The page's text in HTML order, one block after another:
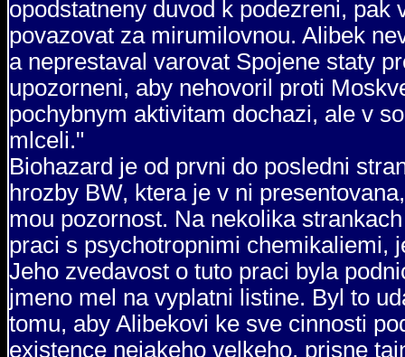
opodstatneny duvod k podezreni,
povazovat za mirumilovnou. Alibek
a neprestaval varovat Spojene staty
upozorneni, aby nehovoril proti
pochybnym aktivitam dochazi, ale v
mlceli."
Biohazard je od prvni do posledni
hrozby BW, ktera je v ni
mou pozornost. Na nekolika
praci s psychotropnimi chemikaliemi,
Jeho zvedavost o tuto praci byla
jmeno mel na vyplatni listine. Byl to
tomu, aby Alibekovi ke sve cinnosti
existence nejakeho velkeho, prisne